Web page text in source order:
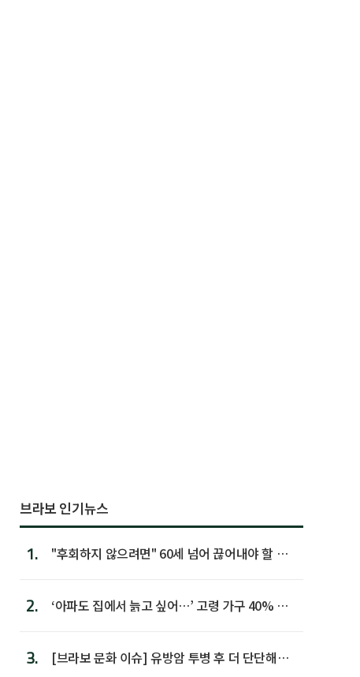
브라보 인기뉴스
1.
"후회하지 않으려면" 60세 넘어 끊어내야 할 사
2.
‘아파도 집에서 늙고 싶어…’ 고령 가구 40% 노
3.
[브라보 문화 이슈] 유방암 투병 후 더 단단해진